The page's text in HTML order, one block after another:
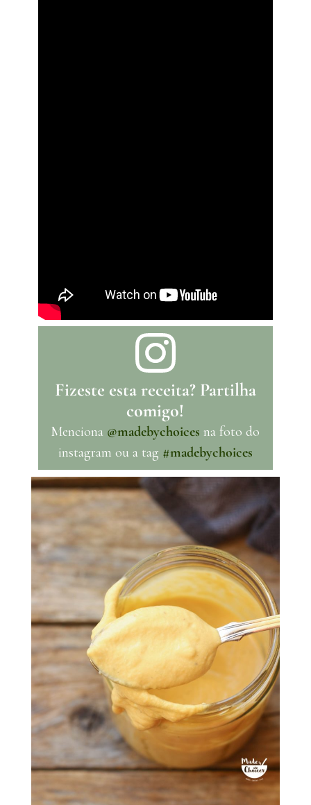
Fizeste esta receita? Partilha
comigo!
Menciona @madebychoices na foto do
instagram ou a tag #madebychoices